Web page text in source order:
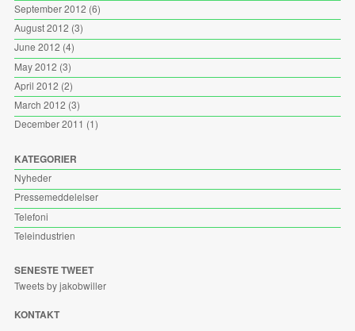
September 2012 (6)
August 2012 (3)
June 2012 (4)
May 2012 (3)
April 2012 (2)
March 2012 (3)
December 2011 (1)
KATEGORIER
Nyheder
Pressemeddelelser
Telefoni
Teleindustrien
SENESTE TWEET
Tweets by jakobwiller
KONTAKT